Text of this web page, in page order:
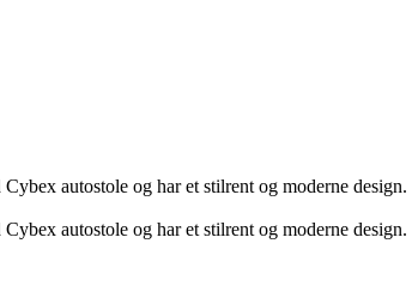
autostole og har et stilrent og moderne design.
autostole og har et stilrent og moderne design.